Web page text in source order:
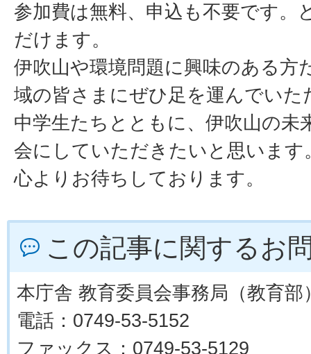
参加費は無料、申込も不要です。
だけます。
伊吹山や環境問題に興味のある方
域の皆さまにぜひ足を運んでいた
中学生たちとともに、伊吹山の未
会にしていただきたいと思います
心よりお待ちしております。
この記事に関するお
本庁舎 教育委員会事務局（教育部
電話：0749-53-5152
ファックス：0749-53-5129